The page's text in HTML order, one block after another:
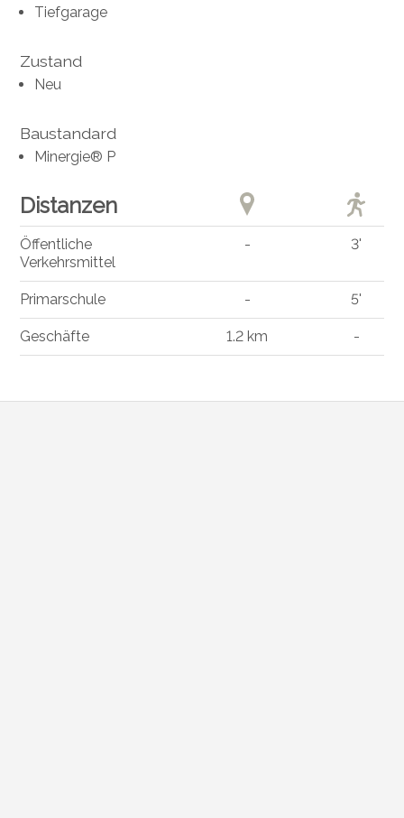
Tiefgarage
Zustand
Neu
Baustandard
Minergie® P
Distanzen
Öffentliche
Verkehrsmittel
- 3'
Primarschule - 5'
Geschäfte 1.2 km -